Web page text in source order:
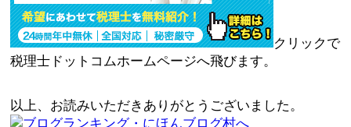
クリックで
税理士ドットコムホームページへ飛びます。
以上、お読みいただきありがとうございました。